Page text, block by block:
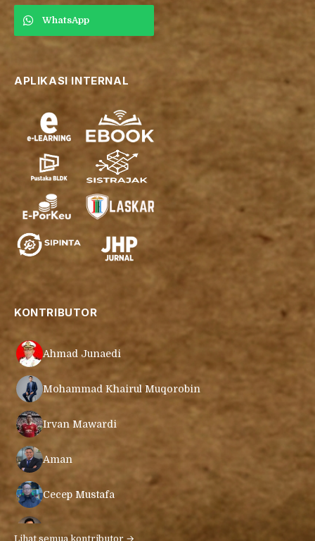
WhatsApp
APLIKASI INTERNAL
KONTRIBUTOR
Ahmad Junaedi
Mohammad Khairul Muqorobin
Irvan Mawardi
Aman
Cecep Mustafa
Lihat semua kontributor →